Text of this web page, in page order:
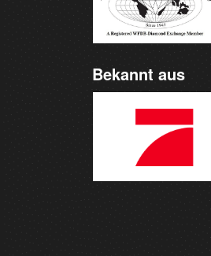
Bekannt aus